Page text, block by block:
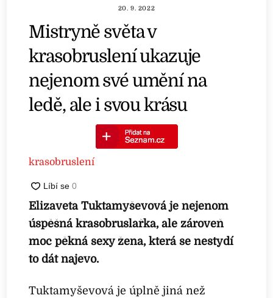
20. 9. 2022
Mistryně světa v
krasobruslení ukazuje
nejenom své umění na
ledě, ale i svou krásu
krasobruslení
Elizaveta Tuktamyševová je nejenom
úspěšná krasobruslařka, ale zároveň
moc pěkná sexy žena, která se nestydí
to dát najevo.
Tuktamyševová je úplně jiná než